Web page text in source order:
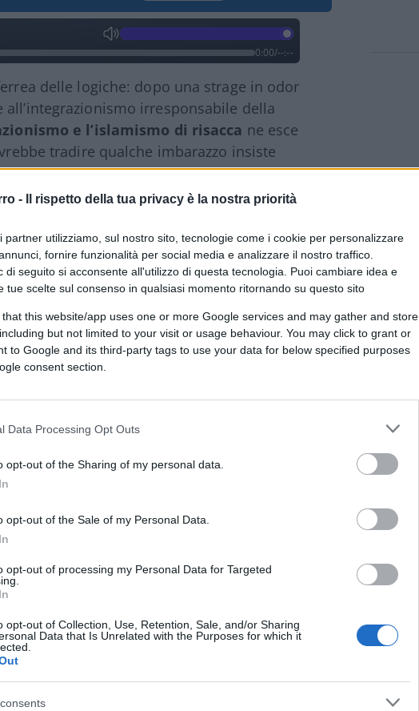
- Il rispetto della tua privacy è la nostra priorità
partner utilizziamo, sul nostro sito, tecnologie come i cookie per personalizzare
fornire funzionalità per social media e analizzare il nostro traffico.
di seguito si acconsente all'utilizzo di questa tecnologia. Puoi cambiare idea e
tue scelte sul consenso in qualsiasi momento ritornando su questo sito
that this website/app uses one or more Google services and may gather and store
but not limited to your visit or usage behaviour. You may click to grant or
to Google and its third-party tags to use your data for below specified purposes
consent section.
Data Processing Opt Outs
opt-out of the Sharing of my personal data.
opt-out of the Sale of my Personal Data.
opt-out of processing my Personal Data for Targeted
opt-out of Collection, Use, Retention, Sale, and/or Sharing
Data that Is Unrelated with the Purposes for which it
0:00/--:--
delle logiche: dopo una strage in odor
irresponsabile della
e l’islamismo di risacca ne esce
tradire qualche imbarazzo insiste
ancora una volta all’angolo,
non così campate in aria accuse di
? Non per coda di paglia, ma
perché è un altro mezzo per imporre
e paura, uno strumento di
Quanto a dire: ricordate che qui
processare ma siamo noi a processarvi.
lancia l’auto a 100 all’ora in un centro
a caso, italiani, presumibilmente
di Bologna, è disturbato da chi dice che
che non si possono rischiare nuove
prendere il sopravvento. Lo sportello
stile sovietico, quello ha detto così,
con la scimitarra. E non è casuale che lo
avercela coi “normali”, ma questi due
vanno di pari passo, si saldano ad
contro i semiti, gli ebrei e
Dite che Islam e mondo gay non stanno
trucco, il paradosso anche in questo
l’anticristianesimo e
islamista dilagante in Europa, in